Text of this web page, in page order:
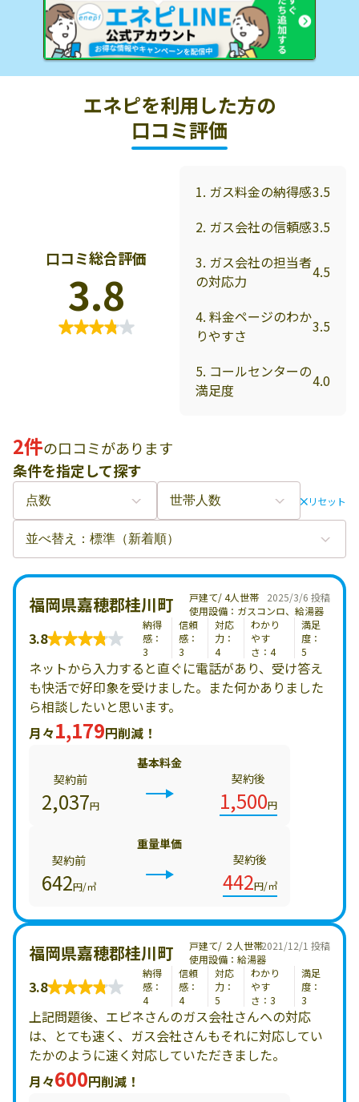
エネピを利用した方の
口コミ評価
口コミ総合評価
3.8
1. ガス料金の納得感3.5
2. ガス会社の信頼感3.5
3. ガス会社の担当者
の対応力
4.5
4. 料金ページのわか
りやすさ
3.5
5. コールセンターの
満足度
4.0
2件の口コミがあります
条件を指定して探す
リセット
2025/3/6 投稿
福岡県嘉穂郡桂川町
戸建て/ 4人世帯
使用設備：ガスコンロ、給湯器
3.8
納得
感：
3
信頼
感：
3
対応
力：
4
わかり
やす
さ：4
満足
度：
5
ネットから入力すると直ぐに電話があり、受け答え
も快活で好印象を受けました。また何かありました
ら相談したいと思います。
月々1,179円削減！
基本料金
契約前
2,037円
契約後
1,500円
重量単価
契約前
642円/㎥
契約後
442円/㎥
2021/12/1 投稿
福岡県嘉穂郡桂川町
戸建て/ ２人世帯
使用設備：給湯器
3.8
納得
感：
4
信頼
感：
4
対応
力：
5
わかり
やす
さ：3
満足
度：
3
上記問題後、エピネさんのガス会社さんへの対応
は、とても速く、ガス会社さんもそれに対応してい
たかのように速く対応していただきました。
月々600円削減！